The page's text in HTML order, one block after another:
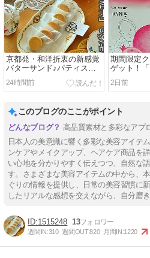
京都発・和洋折衷の新感覚
バターサンド♪パティスリ
ー洛甘舎「洛甘バターサン
ド」
24時間前
期間限定
ゲット！
PROTEIN
ン）」
2日前
このブログのここがポイント
高品質素材と多彩なアプ
日本人の美意識に響く多彩な美容アイテ
ンケアやメイクアップ、ヘアケア商品を
い心地を分かりやすく伝えつつ、自然な
す。さまざまな美容アイテムの中から、
ぐりの情報を提供し、日常の美容習慣に
したリアルな感想を交えながら、自分磨
1515248 13
週間IN:310 週間OUT:820 月間IN:1220